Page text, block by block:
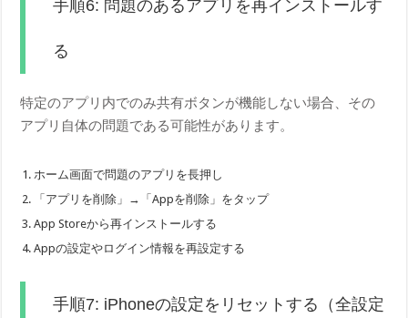
手順6: 問題のあるアプリを再インストールす
る
特定のアプリ内でのみ共有ボタンが機能しない場合、その
アプリ自体の問題である可能性があります。
ホーム画面で問題のアプリを長押し
「アプリを削除」→「Appを削除」をタップ
App Storeから再インストールする
Appの設定やログイン情報を再設定する
手順7: iPhoneの設定をリセットする（全設定